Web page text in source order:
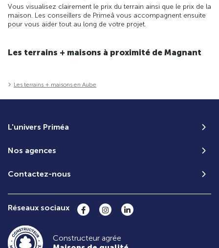
Vous visualisez clairement le prix du terrain ainsi que le prix de la
maison. Les conseillers de Primeâ vous accompagnent ensuite
pour vous aider tout au long de votre projet.
Les terrains + maisons à proximité de Magnant
Les terrains + maisons en Aube
L'univers Priméa
Nos agences
Contactez-nous
Réseaux sociaux
Constructeur agrée